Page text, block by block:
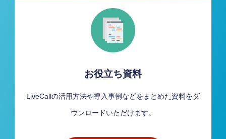
お役立ち資料
LiveCallの活用方法や導入事例などをまとめた資料をダ
ウンロードいただけます。